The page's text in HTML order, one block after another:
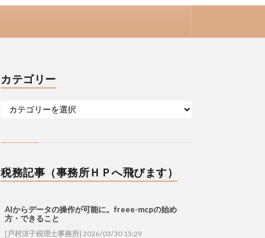
カテゴリー
税務記事（事務所ＨＰへ飛びます）
AIからデータの操作が可能に。freee-mcpの始め
方・できること
[戸村涼子税理士事務所] 2026/03/30 15:29